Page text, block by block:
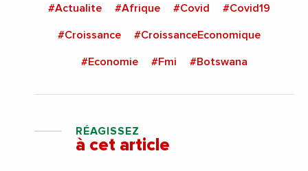
#Actualite #Afrique #Covid #Covid19
#Croissance #CroissanceEconomique
#Economie #Fmi #Botswana
RÉAGISSEZ
à cet article